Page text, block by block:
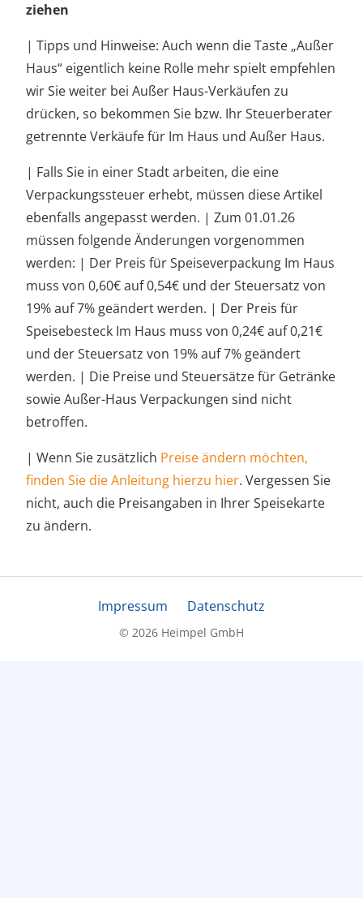
ziehen
| Tipps und Hinweise: Auch wenn die Taste „Außer
Haus“ eigentlich keine Rolle mehr spielt empfehlen
wir Sie weiter bei Außer Haus-Verkäufen zu
drücken, so bekommen Sie bzw. Ihr Steuerberater
getrennte Verkäufe für Im Haus und Außer Haus.
| Falls Sie in einer Stadt arbeiten, die eine
Verpackungssteuer erhebt, müssen diese Artikel
ebenfalls angepasst werden. | Zum 01.01.26
müssen folgende Änderungen vorgenommen
werden: | Der Preis für Speiseverpackung Im Haus
muss von 0,60€ auf 0,54€ und der Steuersatz von
19% auf 7% geändert werden. | Der Preis für
Speisebesteck Im Haus muss von 0,24€ auf 0,21€
und der Steuersatz von 19% auf 7% geändert
werden. | Die Preise und Steuersätze für Getränke
sowie Außer-Haus Verpackungen sind nicht
betroffen.
| Wenn Sie zusätzlich Preise ändern möchten,
finden Sie die Anleitung hierzu hier. Vergessen Sie
nicht, auch die Preisangaben in Ihrer Speisekarte
zu ändern.
Impressum Datenschutz
© 2026 Heimpel GmbH